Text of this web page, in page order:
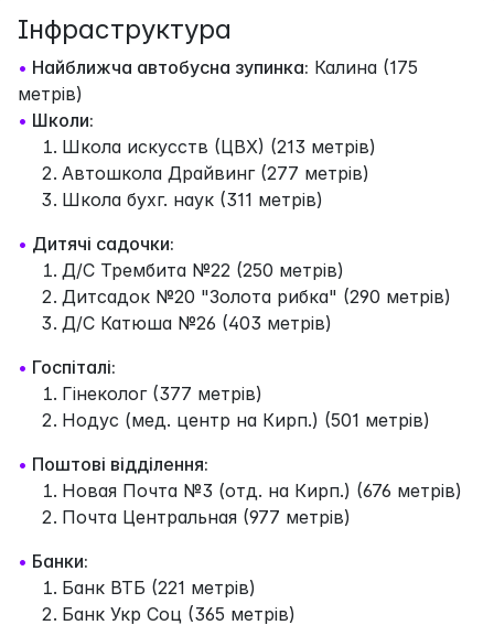
Інфраструктура
• Найближча автобусна зупинка: Калина (175
метрів)
• Школи:
Школа искусств (ЦВХ) (213 метрів)
Автошкола Драйвинг (277 метрів)
Школа бухг. наук (311 метрів)
• Дитячі садочки:
Д/С Трембита №22 (250 метрів)
Дитсадок №20 "Золота рибка" (290 метрів)
Д/С Катюша №26 (403 метрів)
• Госпіталі:
Гінеколог (377 метрів)
Нодус (мед. центр на Кирп.) (501 метрів)
• Поштові відділення:
Новая Почта №3 (отд. на Кирп.) (676 метрів)
Почта Центральная (977 метрів)
• Банки:
Банк ВТБ (221 метрів)
Банк Укр Соц (365 метрів)